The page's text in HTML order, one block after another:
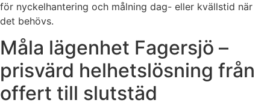
för nyckelhantering och målning dag- eller kvällstid när
det behövs.
Måla lägenhet Fagersjö –
prisvärd helhetslösning från
offert till slutstäd